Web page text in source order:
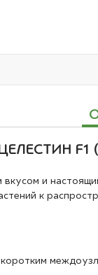
F1
вкусом и
к